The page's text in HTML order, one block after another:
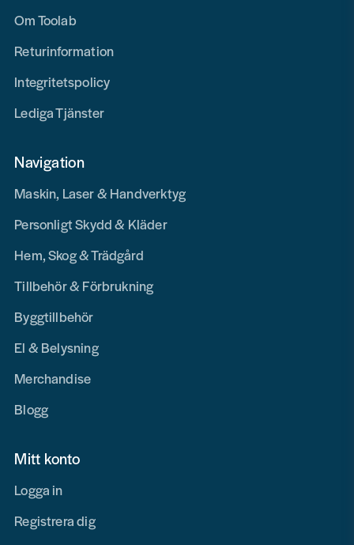
Om Toolab
Returinformation
Integritetspolicy
Lediga Tjänster
Navigation
Maskin, Laser & Handverktyg
Personligt Skydd & Kläder
Hem, Skog & Trädgård
Tillbehör & Förbrukning
Byggtillbehör
El & Belysning
Merchandise
Blogg
Mitt konto
Logga in
Registrera dig